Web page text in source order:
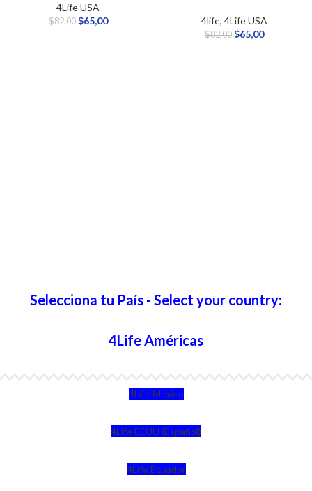
4Life USA
$82,00 $65,00 4life, 4Life USA
$82,00 $65,00
Selecciona tu País - Select your country:
4Life Américas
4Life México
4Life EEUU (Español)
4Life Ecuador